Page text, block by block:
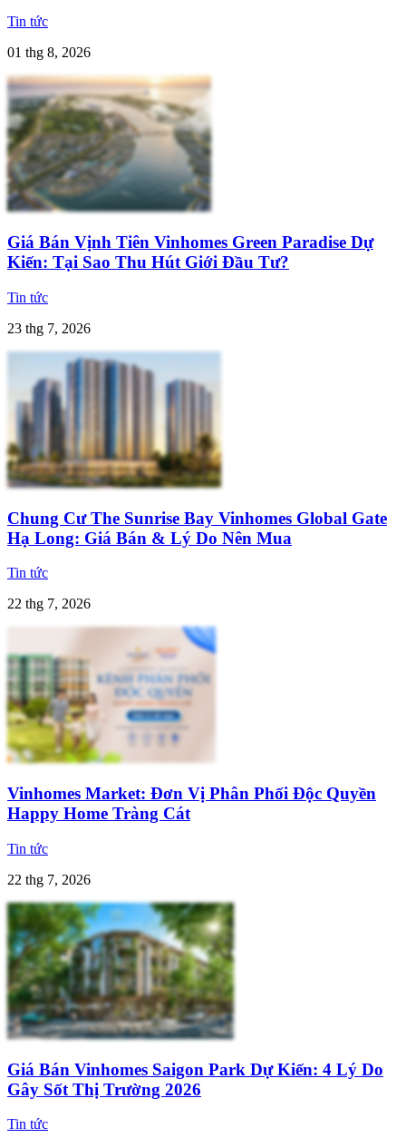
Tin tức
01 thg 8, 2026
Giá Bán Vịnh Tiên Vinhomes Green Paradise Dự
Kiến: Tại Sao Thu Hút Giới Đầu Tư?
Tin tức
23 thg 7, 2026
Chung Cư The Sunrise Bay Vinhomes Global Gate
Hạ Long: Giá Bán & Lý Do Nên Mua
Tin tức
22 thg 7, 2026
Vinhomes Market: Đơn Vị Phân Phối Độc Quyền
Happy Home Tràng Cát
Tin tức
22 thg 7, 2026
Giá Bán Vinhomes Saigon Park Dự Kiến: 4 Lý Do
Gây Sốt Thị Trường 2026
Tin tức